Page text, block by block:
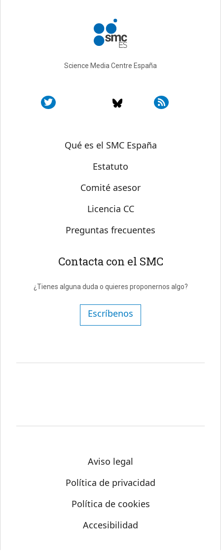
Science Media Centre España
Sobre SMC España
Qué es el SMC España
Estatuto
Comité asesor
Licencia CC
Preguntas frecuentes
Contacta con el SMC
¿Tienes alguna duda o quieres proponernos algo?
Escríbenos
Aviso legal
Política de privacidad
Política de cookies
Accesibilidad